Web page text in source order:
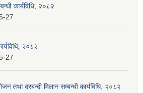
कार्यविधि, २०८२
27
२०८२
27
तथा दरबन्दी मिलान सम्बन्धी कार्यविधि, २०८२